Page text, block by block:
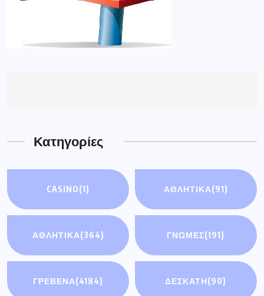
Κατηγορίες
CASINO(1) ΑΘΛΗΤΙΚΆ(91)
ΑΘΛΗΤΙΚΑ(364) ΓΝΩΜΕΣ(191)
ΓΡΕΒΕΝΑ(4184) ΔΕΣΚΑΤΗ(90)